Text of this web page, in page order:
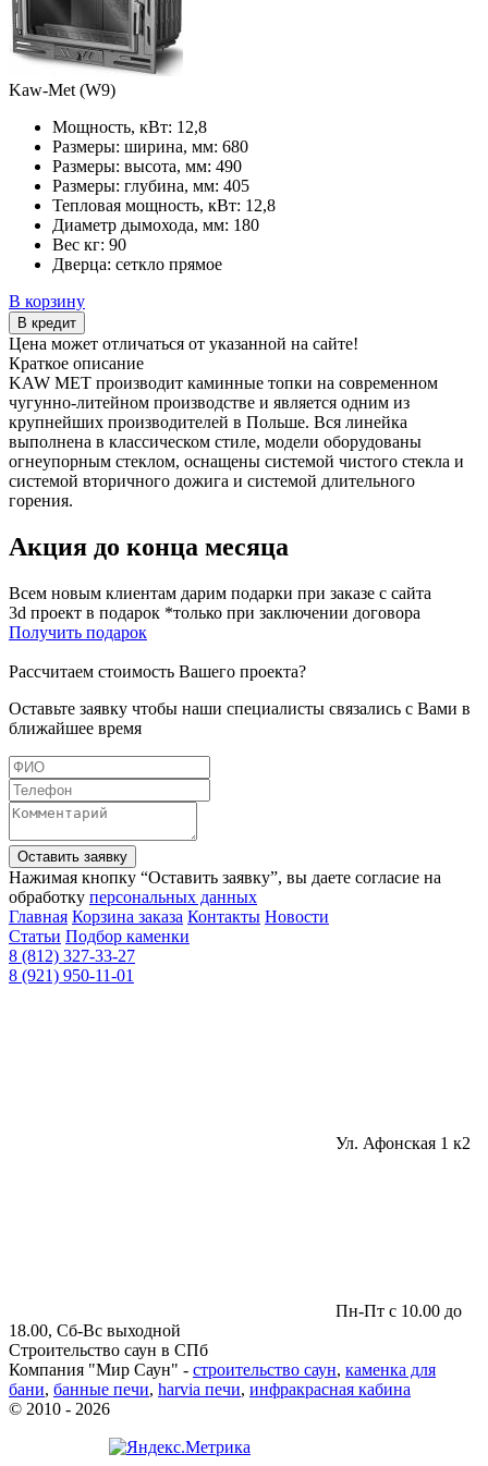
Kaw-Met (W9)
Мощность, кВт: 12,8
Размеры: ширина, мм: 680
Размеры: высота, мм: 490
Размеры: глубина, мм: 405
Тепловая мощность, кВт: 12,8
Диаметр дымохода, мм: 180
Вес кг: 90
Дверца: сеткло прямое
В корзину
В кредит
Цена может отличаться от указанной на сайте!
Краткое описание
KAW MET производит каминные топки на современном
чугунно-литейном производстве и является одним из
крупнейших производителей в Польше. Вся линейка
выполнена в классическом стиле, модели оборудованы
огнеупорным стеклом, оснащены системой чистого стекла и
системой вторичного дожига и системой длительного
горения.
Акция до конца месяца
Всем новым клиентам дарим подарки при заказе с сайта
3d проект в подарок *только при заключении договора
Получить подарок
Рассчитаем стоимость Вашего проекта?
Оставьте заявку чтобы наши специалисты связались с Вами в
ближайшее время
Оставить заявку
Нажимая кнопку “Оставить заявку”, вы даете согласие на
обработку персональных данных
Главная Корзина заказа Контакты Новости
Статьи Подбор каменки
8 (812) 327-33-27
8 (921) 950-11-01
Ул. Афонская 1 к2
Пн-Пт с 10.00 до
18.00, Сб-Вс выходной
Строительство саун в СПб
Компания "Мир Саун" - строительство саун, каменка для
бани, банные печи, harvia печи, инфракрасная кабина
© 2010 - 2026